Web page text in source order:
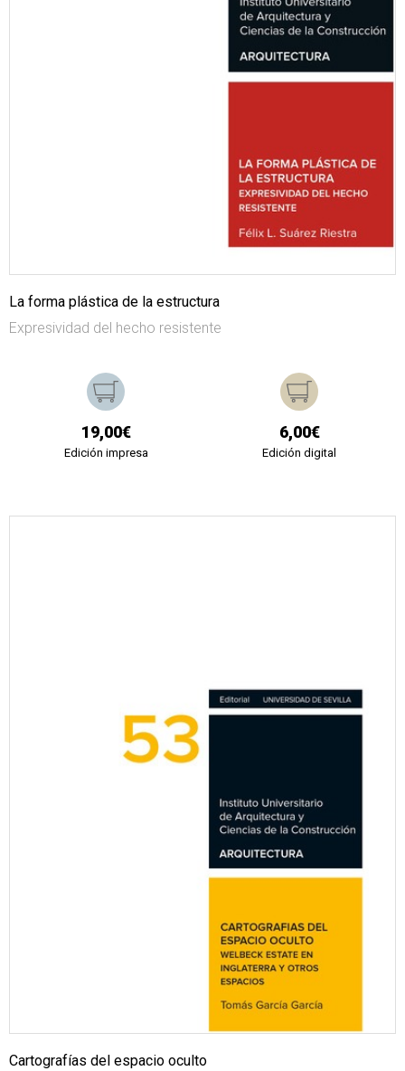
La forma plástica de la estructura
Expresividad del hecho resistente
19,00€
Edición impresa
6,00€
Edición digital
Cartografías del espacio oculto